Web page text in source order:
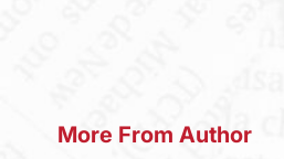
More From Author